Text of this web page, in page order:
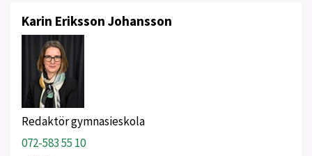
Karin Eriksson Johansson
Redaktör gymnasieskola
072-583 55 10